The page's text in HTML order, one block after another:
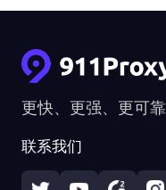
更快、更强、更可靠
联系我们